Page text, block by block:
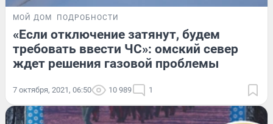
МОЙ ДОМ ПОДРОБНОСТИ
«Если отключение затянут, будем
требовать ввести ЧС»: омский север
ждет решения газовой проблемы
7 октября, 2021, 06:50 10 989 1